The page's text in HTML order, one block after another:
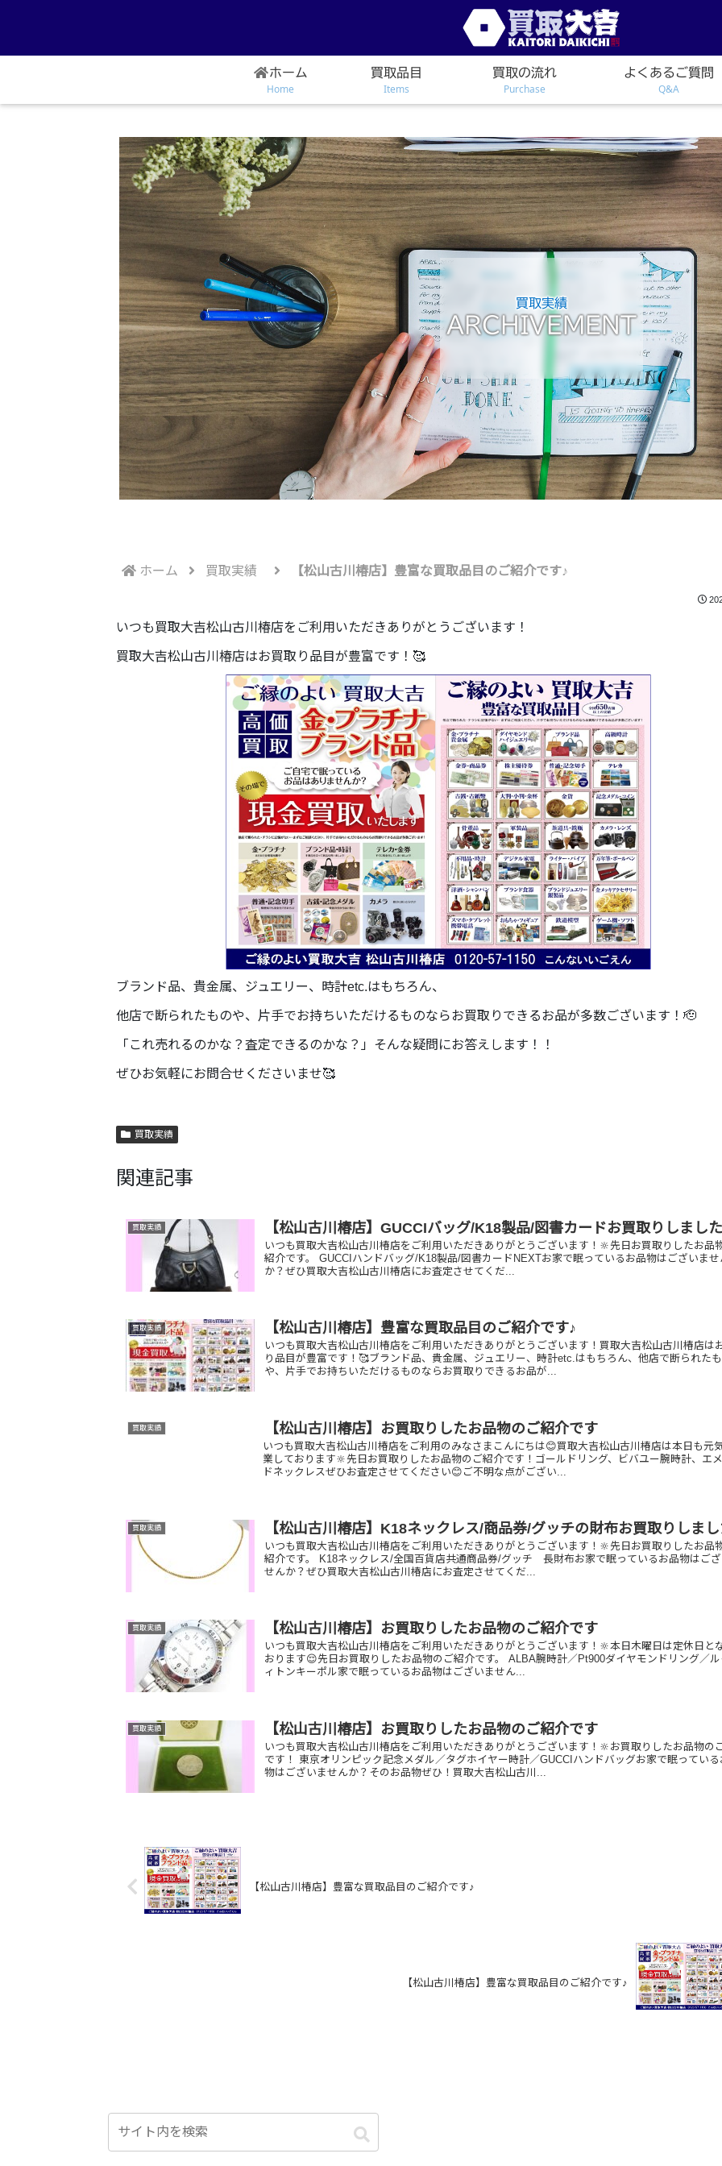
買取実績
ARCHIVEMENT
ホーム
Home
買取品目
Items
買取の流れ
Purchase
よくあるご質問
Q&A
ホーム 買取実績 【松山古川椿店】豊富な買取品目のご紹介です♪
いつも買取大吉松山古川椿店をご利用いただきありがとうございます！
買取大吉松山古川椿店はお買取り品目が豊富です！🥰
ブランド品、貴金属、ジュエリー、時計etc.はもちろん、
他店で断られたものや、片手でお持ちいただけるものならお買取りできるお品が多数ございます！🫡
「これ売れるのかな？査定できるのかな？」そんな疑問にお答えします！！
ぜひお気軽にお問合せくださいませ🥰
買取実績
関連記事
買取実績 【松山古川椿店】GUCCIバッグ/K18製品/図書カードお買取りしました
いつも買取大吉松山古川椿店をご利用いただきありがとうございます！🔆先日お買取りしたお品
紹介です。 GUCCIハンドバッグ/K18製品/図書カードNEXTお家で眠っているお品物はございませ
か？ぜひ買取大吉松山古川椿店にお査定させてくだ...
買取実績 【松山古川椿店】豊富な買取品目のご紹介です♪
いつも買取大吉松山古川椿店をご利用いただきありがとうございます！買取大吉松山古川椿店は
り品目が豊富です！🥰ブランド品、貴金属、ジュエリー、時計etc.はもちろん、他店で断られた
や、片手でお持ちいただけるものならお買取りできるお品が...
買取実績 【松山古川椿店】お買取りしたお品物のご紹介です
いつも買取大吉松山古川椿店をご利用のみなさまこんにちは😊買取大吉松山古川椿店は本日も元
業しております🔆先日お買取りしたお品物のご紹介です！ゴールドリング、ビバユー腕時計、エ
ドネックレスぜひお査定させてください😊ご不明な点がござい...
買取実績 【松山古川椿店】K18ネックレス/商品券/グッチの財布お買取りしまし
いつも買取大吉松山古川椿店をご利用いただきありがとうございます！🔆先日お買取りしたお品
紹介です。 K18ネックレス/全国百貨店共通商品券/グッチ 長財布お家で眠っているお品物はござ
せんか？ぜひ買取大吉松山古川椿店にお査定させてくだ...
買取実績 【松山古川椿店】お買取りしたお品物のご紹介です
いつも買取大吉松山古川椿店をご利用いただきありがとうございます！🔆本日木曜日は定休日と
おります😌先日お買取りしたお品物のご紹介です。 ALBA腕時計／Pt900ダイヤモンドリング／
ィトンキーポル家で眠っているお品物はございません...
買取実績 【松山古川椿店】お買取りしたお品物のご紹介です
いつも買取大吉松山古川椿店をご利用いただきありがとうございます！🔆お買取りしたお品物の
です！ 東京オリンピック記念メダル／タグホイヤー時計／GUCCIハンドバッグお家で眠っている
物はございませんか？そのお品物ぜひ！買取大吉松山古川...
【松山古川椿店】豊富な買取品目のご紹介です♪
【松山古川椿店】豊富な買取品目のご紹介です♪